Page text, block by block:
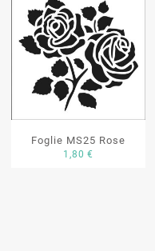
Foglie MS25 Rose
1,80€